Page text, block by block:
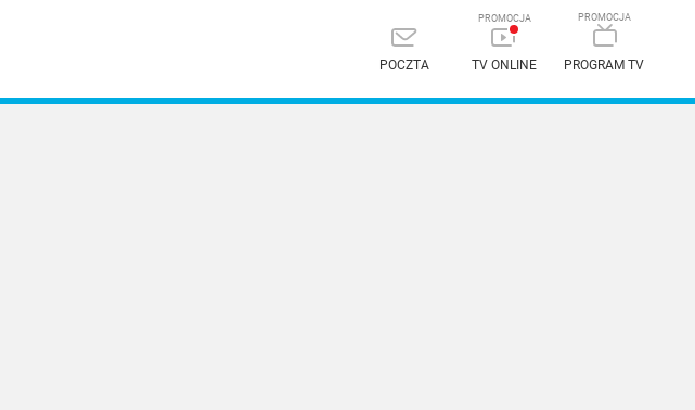
POCZTA TV ONLINE PROGRAM TV